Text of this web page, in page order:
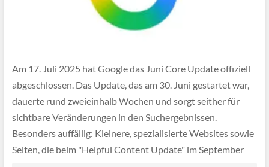
Am 17. Juli 2025 hat Google das Juni Core Update offiziell
abgeschlossen. Das Update, das am 30. Juni gestartet war,
dauerte rund zweieinhalb Wochen und sorgt seither für
sichtbare Veränderungen in den Suchergebnissen.
Besonders auffällig: Kleinere, spezialisierte Websites sowie
Seiten, die beim "Helpful Content Update" im September